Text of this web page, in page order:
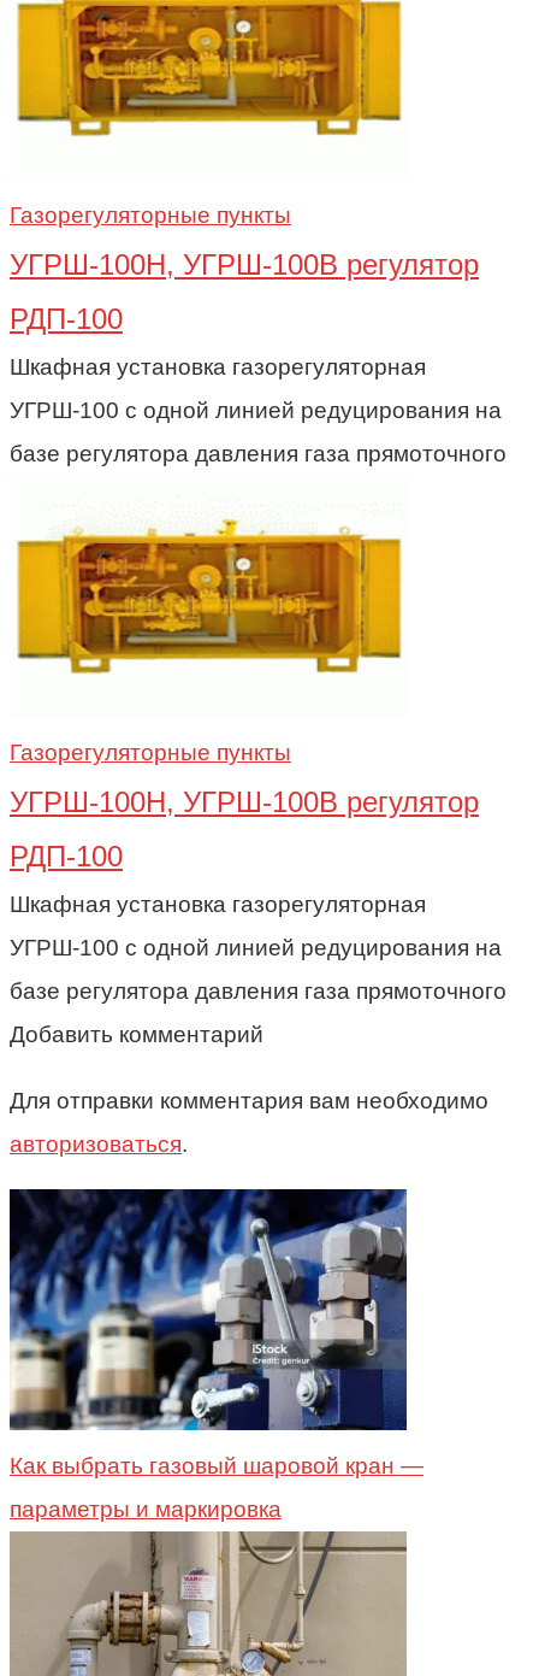
Газорегуляторные пункты
УГРШ-100Н, УГРШ-100В регулятор
РДП-100
Шкафная установка газорегуляторная
УГРШ-100 с одной линией редуцирования на
базе регулятора давления газа прямоточного
Газорегуляторные пункты
УГРШ-100Н, УГРШ-100В регулятор
РДП-100
Шкафная установка газорегуляторная
УГРШ-100 с одной линией редуцирования на
базе регулятора давления газа прямоточного
Добавить комментарий
Для отправки комментария вам необходимо
авторизоваться.
Как выбрать газовый шаровой кран —
параметры и маркировка